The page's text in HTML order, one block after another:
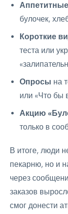
булочек,
Короткие
теста или
Опросы на
или «Что бы
Акцию
только в
В итоге, люди
пекарню, но и
через
заказов
смог донести